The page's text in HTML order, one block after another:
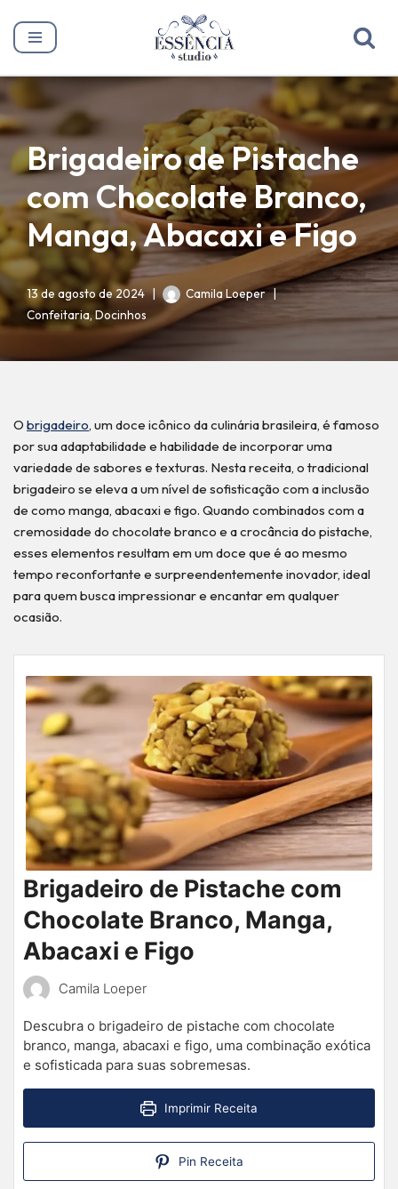
Pular
conteúdo
Brigadeiro de Pistache
com Chocolate Branco,
Manga, Abacaxi e Figo
13 de agosto de 2024
Camila Loeper
Confeitaria,Docinhos
O brigadeiro, um doce icônico da culinária brasileira, é famoso
por sua adaptabilidade e habilidade de incorporar uma
variedade de sabores e texturas. Nesta receita, o tradicional
brigadeiro se eleva a um nível de sofisticação com a inclusão
de como manga, abacaxi e figo. Quando combinados com a
cremosidade do chocolate branco e a crocância do pistache,
esses elementos resultam em um doce que é ao mesmo
tempo reconfortante e surpreendentemente inovador, ideal
para quem busca impressionar e encantar em qualquer
ocasião.
Brigadeiro de Pistache com
Chocolate Branco, Manga,
Abacaxi e Figo
Camila Loeper
Descubra o brigadeiro de pistache com chocolate
branco, manga, abacaxi e figo, uma combinação exótica
e sofisticada para suas sobremesas.
Imprimir Receita
Pin Receita